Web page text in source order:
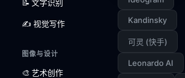
📝 文字识别
✍️ 视觉写作
图像与设计
🎨 艺术创作
Kandinsky
可灵 (快手)
Leonardo AI